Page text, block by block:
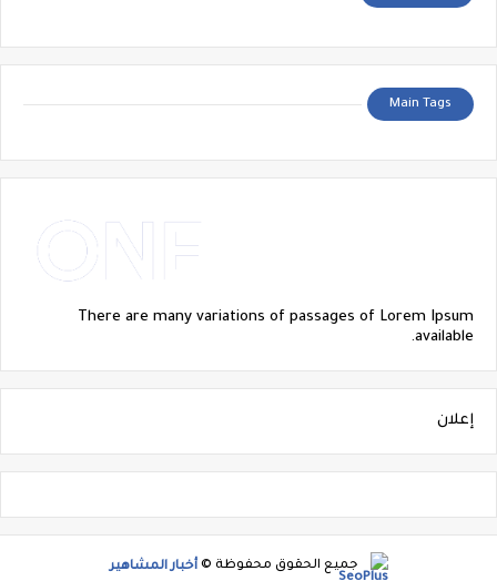
Main Tags
There are many variations of passages of Lorem Ipsum
available.
إعلان
جميع الحقوق محفوظة © أخبار المشاهير